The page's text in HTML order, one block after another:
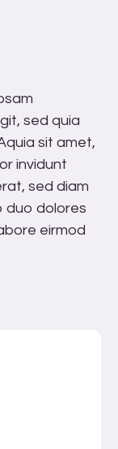
sed quia
sit amet,
invidunt
sed diam
duo dolores
eirmod